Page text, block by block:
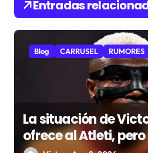
t
r
Entradas
Blog CARRUSEL RUMORES
La situación de
ofrece al Atleti,